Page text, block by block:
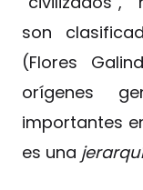
son
(Flores
orígenes
importantes
es una